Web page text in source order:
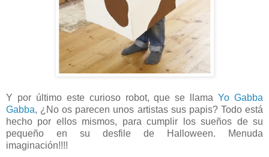
Y por último este curioso robot, que se llamaYo Gabba
Gabba, ¿No os parecen unos artistas sus papis? Todo está
hecho por ellos mismos, para cumplir los sueños de su
pequeño en su desfile de Halloween. Menuda
imaginación!!!!